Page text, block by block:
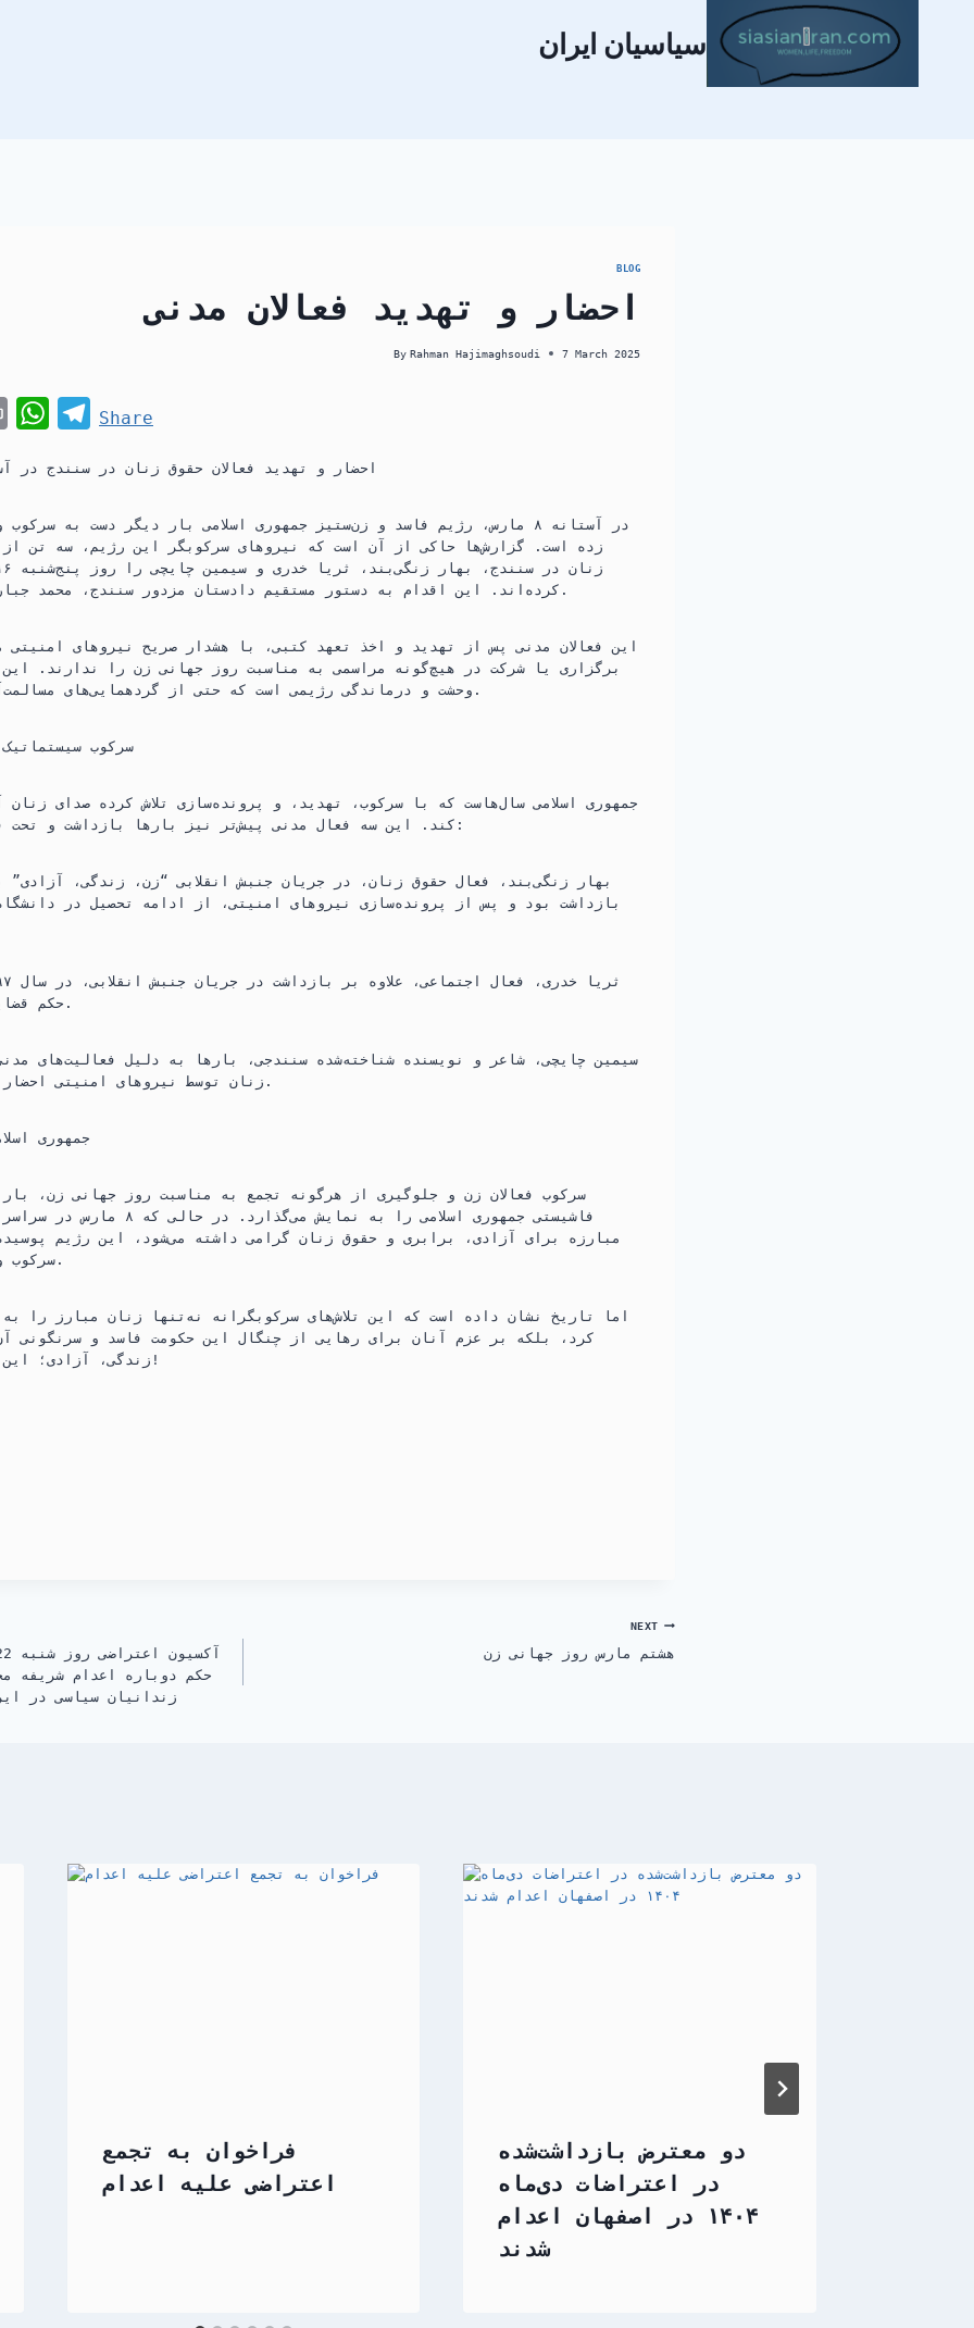
سیاسیان ایران
BLOG
احضار و تهدید فعالان مدنی
By Rahman Hajimaghsoudi 7 March 2025
i
t
a
s
A
p
T
l
g
r
m
Share
احضار و تهدید فعالان حقوق زنان در سنندج در
در آستانه ۸ مارس، رژیم فاسد و زن‌ستیز جمهوری اسلامی بار دیگر دست به
زده است. گزارش‌ها حاکی از آن است که نیروهای سرکوبگر این رژیم، سه تن از
کرده‌اند. این اقدام به دستور مستقیم دادستان مزدور سنندج، محمد جباری، صورت گرفته است.
این فعالان مدنی پس از تهدید و اخذ تعهد کتبی، با هشدار صریح نیروهای امنیتی
برگزاری یا شرکت در هیچ‌گونه مراسمی به مناسبت روز جهانی زن را ندارند. این
وحشت و درماندگی رژیمی است که حتی از گردهمایی‌های مسالمت‌آمیز نیز وحشت دارد.
سرکوب‌
جمهوری اسلامی سال‌هاست که با سرکوب، تهدید، و پرونده‌سازی تلاش کرده صدای زنان
کند. این سه فعال مدنی پیش‌تر نیز بارها بازداشت و تحت فشار قرار گرفته‌اند:
بازداشت بود و پس از پرونده‌سازی نیروهای امنیتی، از ادامه تحصیل در
حکم قضایی بازداشت شده بود.
زنان توسط نیروهای امنیتی احضار و بازداشت شده است.
جمهوری
سرکوب فعالان زن و جلوگیری از هرگونه تجمع به مناسبت روز جهانی زن،
فاشیستی جمهوری اسلامی را به نمایش
مبارزه برای آزادی، برابری و حقوق زنان گرامی داشته می‌شود، این رژیم
سرکوب و تهدید آغاز می‌کند.
اما تاریخ نشان داده است که این تلاش‌های سرکوبگرانه نه‌تنها زنان مبارز را
کرد، بلکه بر عزم آنان برای رهایی از چنگال این حکومت فاسد و سرنگونی
زندگی، آزادی؛ این مبارزه ادامه دارد!
حکم دوباره اعدام شریفه
زندانیان سیاسی در
NEXT
هشتم مارس روز جهانی زن
فراخوان به تجمع
اعتراضی علیه اعدام
دو معترض بازداشت‌شده
در اعتراضات دی‌ماه
۱۴۰۴ در اصفهان اعدام
شدند